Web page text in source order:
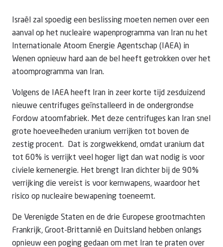
Israël zal spoedig een beslissing moeten nemen over een
aanval op het nucleaire wapenprogramma van Iran nu het
Internationale Atoom Energie Agentschap (IAEA) in
Wenen opnieuw hard aan de bel heeft getrokken over het
atoomprogramma van Iran.
Volgens de IAEA heeft Iran in zeer korte tijd zesduizend
nieuwe centrifuges geïnstalleerd in de ondergrondse
Fordow atoomfabriek. Met deze centrifuges kan Iran snel
grote hoeveelheden uranium verrijken tot boven de
zestig procent. Dat is zorgwekkend, omdat uranium dat
tot 60% is verrijkt veel hoger ligt dan wat nodig is voor
civiele kernenergie. Het brengt Iran dichter bij de 90%
verrijking die vereist is voor kernwapens, waardoor het
risico op nucleaire bewapening toeneemt.
De Verenigde Staten en de drie Europese grootmachten
Frankrijk, Groot-Brittannië en Duitsland hebben onlangs
opnieuw een poging gedaan om met Iran te praten over